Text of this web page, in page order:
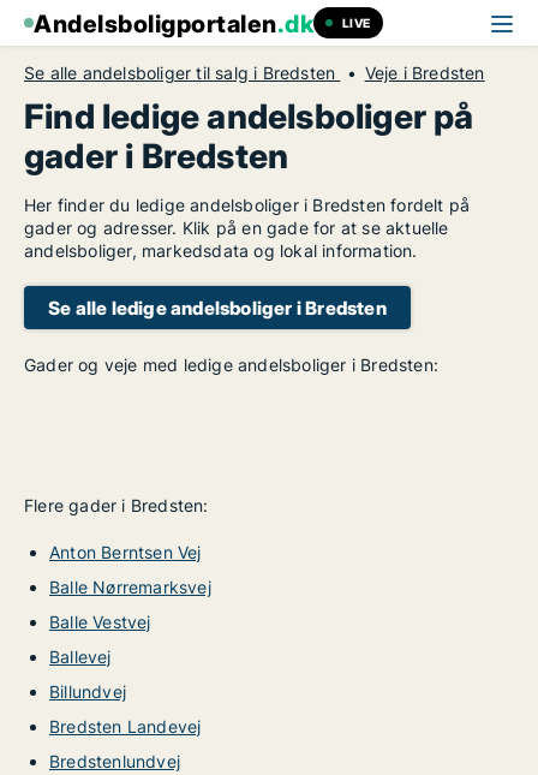
Andelsboligportalen.dk LIVE
Se alle andelsboliger til salg i Bredsten Veje i Bredsten
Find ledige andelsboliger på
gader i Bredsten
Her finder du ledige andelsboliger i Bredsten fordelt på
gader og adresser. Klik på en gade for at se aktuelle
andelsboliger, markedsdata og lokal information.
Se alle ledige andelsboliger i Bredsten
Gader og veje med ledige andelsboliger i Bredsten:
Flere gader i Bredsten:
Anton Berntsen Vej
Balle Nørremarksvej
Balle Vestvej
Ballevej
Billundvej
Bredsten Landevej
Bredstenlundvej